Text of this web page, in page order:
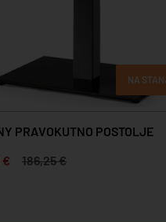
NA
PRAVOKUTNO POSTOLJE
€
186,25 €